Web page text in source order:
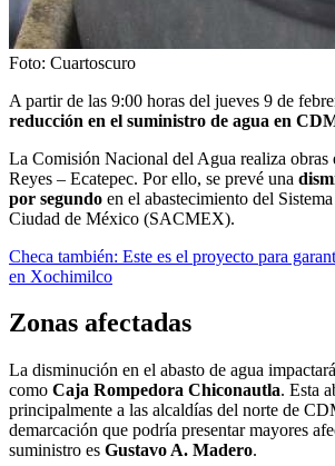
Foto: Cuartoscuro
A partir de las 9:00 horas del jueves 9 de
reducción en el suministro de agua en
La Comisión Nacional del Agua realiza obras
Reyes – Ecatepec. Por ello, se prevé una
por segundo en el abastecimiento del
Ciudad de México (SACMEX).
Checa también: Este es el proyecto para
en Xochimilco
Zonas afectadas
La disminución en el abasto de agua
como Caja Rompedora Chiconautla. Esta
principalmente a las alcaldías del norte de
demarcación que podría presentar mayores
suministro es Gustavo A. Madero.